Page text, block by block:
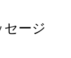
ージ